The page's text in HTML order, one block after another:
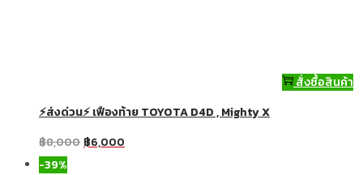
สั่งซื้อสินค้า
⚡ส่งด่วน⚡ เฟืองท้าย TOYOTA D4D , Mighty X
฿8,000฿6,000
-39%